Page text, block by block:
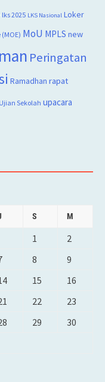
lks 2025 LKS Nasional Loker
MoU MPLS new
Peringatan
Ramadhan rapat
Ujian Sekolah upacara
S M
1
2
8
9
15
16
22
23
29
30